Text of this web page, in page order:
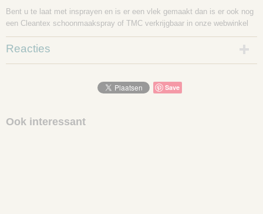
Bent u te laat met insprayen en is er een vlek gemaakt dan is er ook nog
een Cleantex schoonmaakspray of TMC verkrijgbaar in onze webwinkel
Reacties
Save
Ook interessant